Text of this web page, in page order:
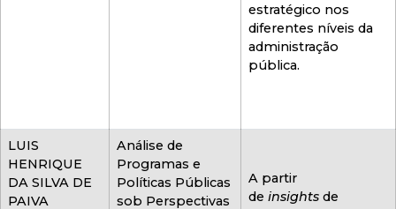
estratégico nos
diferentes níveis da
administração
pública.
LUIS
HENRIQUE
DA SILVA DE
PAIVA
Análise de
Programas e
Políticas Públicas
sob Perspectivas
A partir
de insights de